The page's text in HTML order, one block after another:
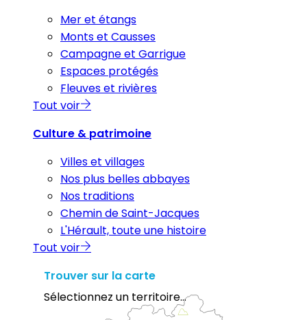
Mer et étangs
Monts et Causses
Campagne et Garrigue
Espaces protégés
Fleuves et rivières
Tout voir
Culture & patrimoine
Villes et villages
Nos plus belles abbayes
Nos traditions
Chemin de Saint-Jacques
L'Hérault, toute une histoire
Tout voir
Trouver sur la carte
Sélectionnez un territoire...